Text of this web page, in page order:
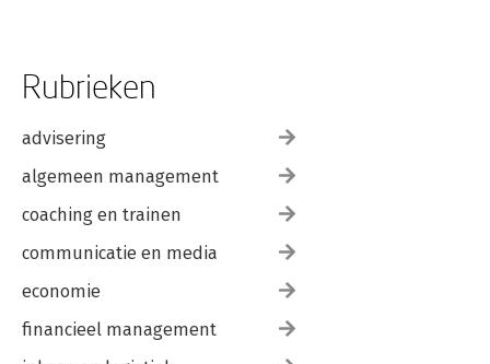
Rubrieken
advisering
algemeen management
coaching en trainen
communicatie en media
economie
financieel management